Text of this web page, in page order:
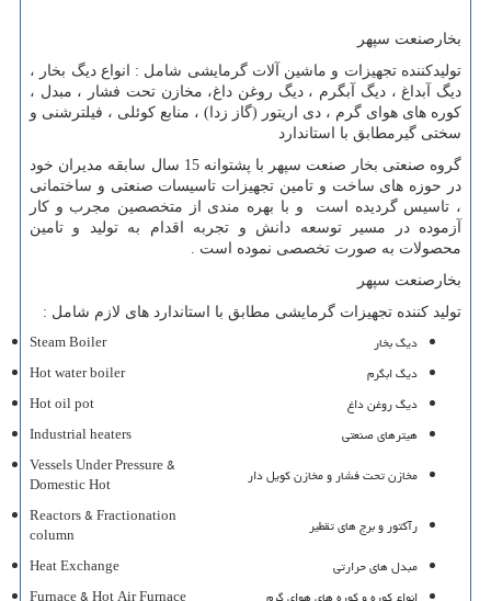
بخارصنعت سپهر
تولیدکننده تجهیزات و ماشین آلات گرمایشی شامل : انواع دیگ بخار ،
دیگ آبداغ ، دیگ آبگرم ، دیگ روغن داغ، مخازن تحت فشار ، مبدل ،
کوره های هوای گرم ، دی اریتور (گاز زدا) ، منابع کوئلی ، فیلترشنی و
سختی گیرمطابق با استاندارد
گروه صنعتی بخار صنعت سپهر با پشتوانه 15 سال سابقه مدیران خود
در حوزه های ساخت و تامین تجهیزات تاسیسات صنعتی و ساختمانی
، تاسیس گردیده است و با بهره مندی از متخصصین مجرب و کار
آزموده در مسیر توسعه دانش و تجربه اقدام به تولید و تامین
محصولات به صورت تخصصی نموده است .
بخارصنعت سپهر
تولید کننده تجهیزات گرمایشی مطابق با استاندارد های لازم شامل :
دیگ بخار
Steam Boiler
دیگ ابگرم
Hot water boiler
دیگ روغن داغ
Hot oil pot
هیترهای صنعتی
Industrial heaters
مخازن تحت فشار و مخازن کویل دار
Vessels Under Pressure &
Domestic Hot
رآکتور و برج های تقطیر
Reactors & Fractionation
column
مبدل های حرارتی
Heat Exchange